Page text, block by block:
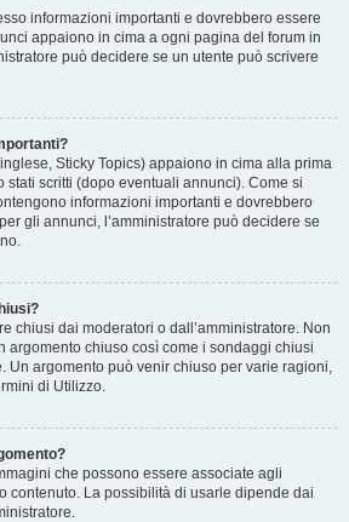
informazioni importanti e dovrebbero essere
appaiono in cima a ogni pagina del forum in
può decidere se un utente può scrivere
Sticky Topics) appaiono in cima alla prima
stati scritti (dopo eventuali annunci). Come si
informazioni importanti e dovrebbero
gli annunci, l’amministratore può decidere se
chiusi dai moderatori o dall’amministratore. Non
argomento chiuso così come i sondaggi chiusi
Un argomento può venir chiuso per varie ragioni,
di Utilizzo.
che possono essere associate agli
contenuto. La possibilità di usarle dipende dai